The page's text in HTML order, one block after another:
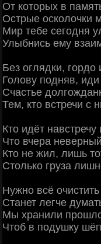
От которых в
Острые осколочки
Мир тебе сегодня
Улыбнись ему
Без оглядки, гордо
Голову подняв,
Счастье
Тем, кто встречи с
Кто идёт навстречу
Что вчера
Кто не жил, лишь
Столько груза
Нужно всё
Станет легче
Мы хранили
Чтоб в подушку